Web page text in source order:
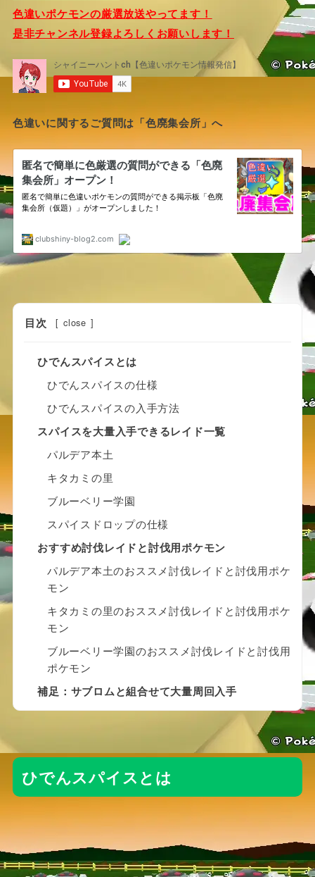
色違いポケモンの厳選放送やってます！
是非チャンネル登録よろしくお願いします！
色違いに関するご質問は「色廃集会所」へ
目次 [ close ]
ひでんスパイスとは
ひでんスパイスの仕様
ひでんスパイスの入手方法
スパイスを大量入手できるレイド一覧
パルデア本土
キタカミの里
ブルーベリー学園
スパイスドロップの仕様
おすすめ討伐レイドと討伐用ポケモン
パルデア本土のおススメ討伐レイドと討伐用ポケ
モン
キタカミの里のおススメ討伐レイドと討伐用ポケ
モン
ブルーベリー学園のおススメ討伐レイドと討伐用
ポケモン
補足：サブロムと組合せて大量周回入手
ひでんスパイスとは